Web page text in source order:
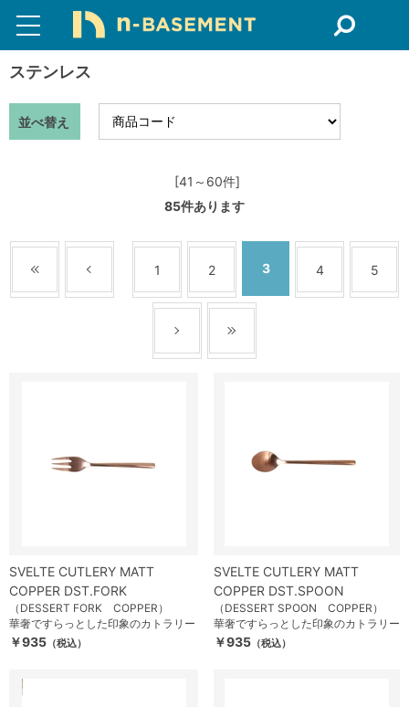
ステンレス
並べ替え
[41～60件]
85件あります
1 2 3 4 5
SVELTE CUTLERY MATT
COPPER DST.FORK
（DESSERT FORK COPPER）
華奢ですらっとした印象のカトラリー
￥935 （税込）
SVELTE CUTLERY MATT
COPPER DST.SPOON
（DESSERT SPOON COPPER）
華奢ですらっとした印象のカトラリー
￥935 （税込）